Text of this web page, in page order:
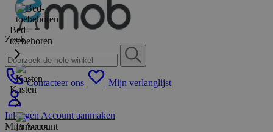
Zoek
Contacteer ons Mijn verlanglijst
Inloggen Account aanmaken
Mijn Account
Bed-
toebehoren
Kasten